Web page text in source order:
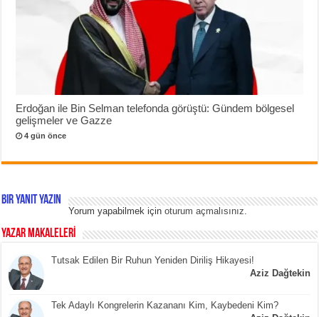
Erdoğan ile Bin Selman telefonda görüştü: Gündem bölgesel
gelişmeler ve Gazze
4 gün önce
Bir yanıt yazın
Yorum yapabilmek içinoturum açmalısınız
YAZAR MAKALELERİ
Tutsak Edilen Bir Ruhun Yeniden Diriliş Hikayesi!
Aziz Dağtekin
Tek Adaylı Kongrelerin Kazananı Kim, Kaybedeni Kim?